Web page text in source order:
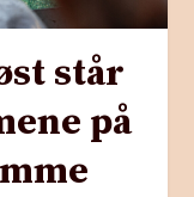
står
på